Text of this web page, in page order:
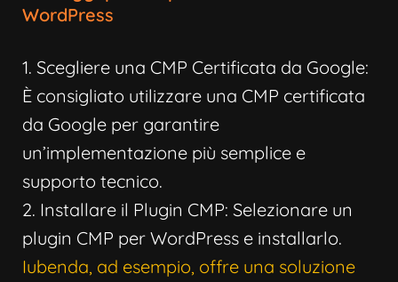
WordPress
1. Scegliere una CMP Certificata da Google:
È consigliato utilizzare una CMP certificata
da Google per garantire
un’implementazione più semplice e
supporto tecnico.
2. Installare il Plugin CMP: Selezionare un
plugin CMP per WordPress e installarlo.
Iubenda, ad esempio, offre una soluzione